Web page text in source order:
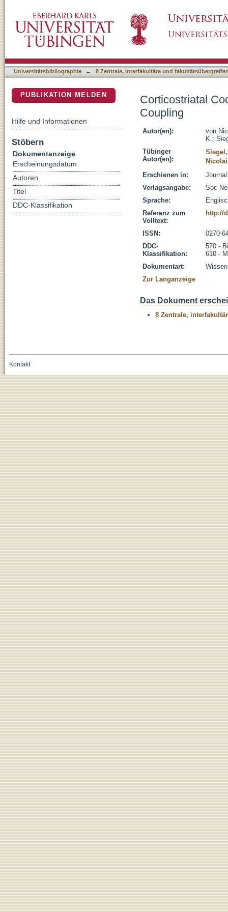
Universitätsbibliographie → 8 Zentrale, interfakultäre und
Corticostriatal
Coupling
Autor(en):
von
K.;
Tübinger
Autor(en):
Erschienen in:
Verlagsangabe:
Soc
Sprache:
Referenz zum
Volltext:
http://
ISSN:
0270-
DDC-
Klassifikation:
570 -
610 -
Dokumentart:
Zur Langanzeige
Das Dokument
8 Zentrale,
PUBLIKATION MELDEN
Hilfe und Informationen
Stöbern
Dokumentanzeige
Erscheinungsdatum
Autoren
Titel
DDC-Klassifikation
Kontakt